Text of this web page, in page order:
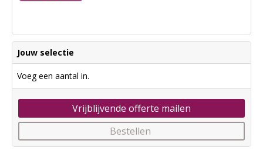
Jouw selectie
Voeg een aantal in.
Vrijblijvende offerte mailen
Bestellen